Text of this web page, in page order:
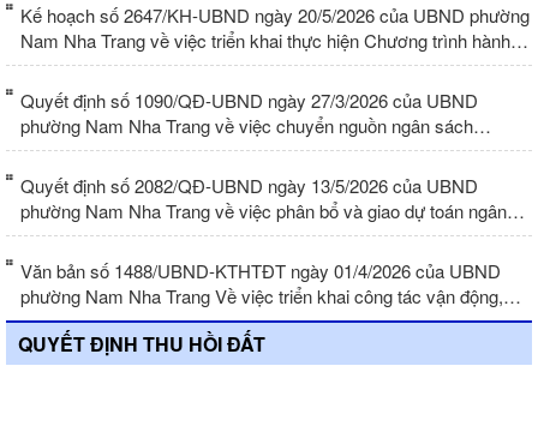
Kế hoạch số 2647/KH-UBND ngày 20/5/2026 của UBND phường
Nam Nha Trang về việc triển khai thực hiện Chương trình hành
động thực hiện Kế hoạch phát triển kinh tế - xã hội và dự toán
ngân sách nhà nước năm 2026
Quyết định số 1090/QĐ-UBND ngày 27/3/2026 của UBND
phường Nam Nha Trang về việc chuyển nguồn ngân sách
phường năm 2025 sang năm 2026
Quyết định số 2082/QĐ-UBND ngày 13/5/2026 của UBND
phường Nam Nha Trang về việc phân bổ và giao dự toán ngân
sách nhà nước năm 2026 cho Trạm y tế phường Nam Nha Trang
Văn bản số 1488/UBND-KTHTĐT ngày 01/4/2026 của UBND
phường Nam Nha Trang Về việc triển khai công tác vận động,
quản lý và sử dụng các loại quỹ tài chính ngoài ngân sách
phường Nam Nha Trang năm 2026
QUYẾT ĐỊNH THU HỒI ĐẤT